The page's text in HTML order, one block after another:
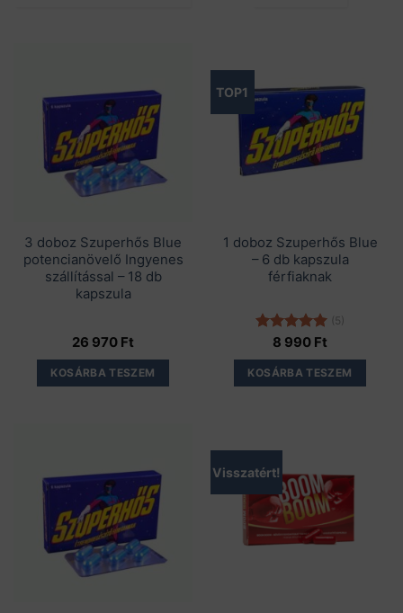
3 doboz Szuperhős Blue
potencianövelő Ingyenes
szállítással – 18 db
kapszula
26 970 Ft
KOSÁRBA TESZEM
TOP1
1 doboz Szuperhős Blue
– 6 db kapszula
férfiaknak
Értékelés:
(5)
8 990 Ft
KOSÁRBA TESZEM
Visszatért!